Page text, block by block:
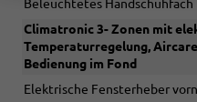
Beleuchtetes Handschuhfach
Climatronic 3- Zonen mit
Temperaturregelung,
Bedienung im Fond
Elektrische Fensterheber